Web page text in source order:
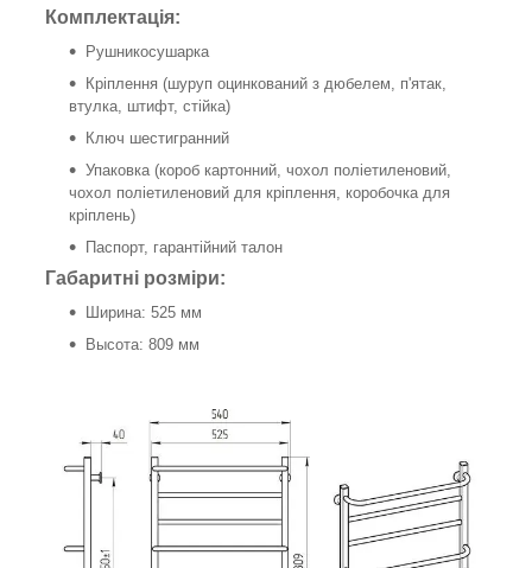
Комплектація:
Рушникосушарка
Кріплення (шуруп оцинкований з дюбелем, п'ятак,
втулка, штифт, стійка)
Ключ шестигранний
Упаковка (короб картонний, чохол поліетиленовий,
чохол поліетиленовий для кріплення, коробочка для
кріплень)
Паспорт, гарантійний талон
Габаритні розміри:
Ширина: 525 мм
Высота: 809 мм